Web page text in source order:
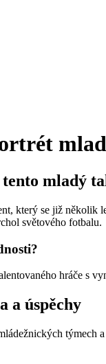
mladý
který se již několik
světového fotbalu.
hráče s
a úspěchy
týmech